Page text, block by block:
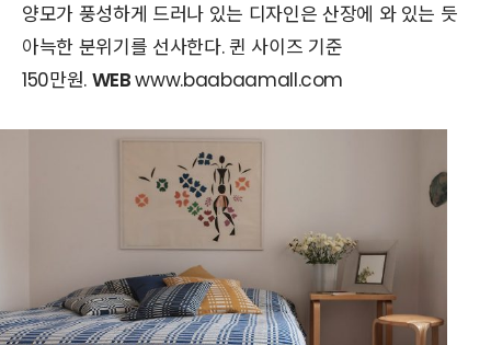
양모가 풍성하게 드러나 있는 디자인은 산장에 와 있는 듯
아늑한 분위기를 선사한다. 퀸 사이즈 기준
150만원. WEBwww.baabaamall.com